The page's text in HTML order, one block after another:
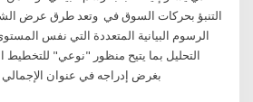
التنبؤ بحركات السوق في وتعد طرق عرض
الرسوم البيانية المتعددة التي نفس
التحليل بما يتيح منظور "نوعي"
بغرض إدراجه في عنوان الإجمالي